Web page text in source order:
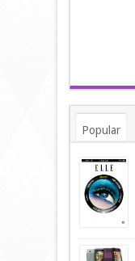
Popular